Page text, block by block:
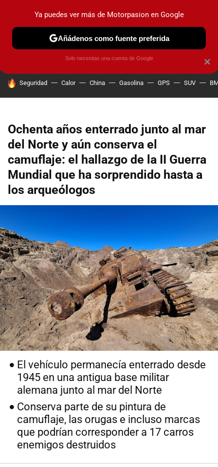
PRUEBAS COCHES ELÉCTRICOS OBSERVATORIO
HOY SE HABLA DE
Seguridad Calor China Gasolina GPS SUV
Ochenta años enterrado junto al mar
del Norte y aún conserva el
camuflaje: el hallazgo de la II Guerra
Mundial que ha sorprendido hasta a
los arqueólogos
El vehículo permanecía enterrado desde
1945 en una antigua base militar
alemana junto al mar del Norte
Conserva parte de su pintura de
camuflaje, las orugas e incluso marcas
que podrían corresponder a 17 carros
enemigos destruidos
×
Ya puedes ver más de Motorpasion en Google
Añádenos como fuente preferida
Solo necesitas una cuenta de Google